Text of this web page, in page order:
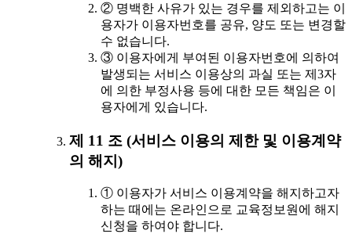
② 명백한 사유가 있는 경우를 제외하고는 이
용자가 이용자번호를 공유, 양도 또는 변경할
수 없습니다.
③ 이용자에게 부여된 이용자번호에 의하여
발생되는 서비스 이용상의 과실 또는 제3자
에 의한 부정사용 등에 대한 모든 책임은 이
용자에게 있습니다.
제 11 조 (서비스 이용의 제한 및 이용계약
의 해지)
① 이용자가 서비스 이용계약을 해지하고자
하는 때에는 온라인으로 교육정보원에 해지
신청을 하여야 합니다.